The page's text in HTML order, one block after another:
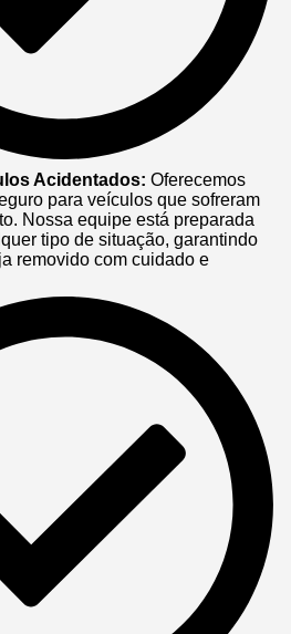
Acidentados: Oferecemos
para veículos que sofreram
Nossa equipe está preparada
tipo de situação, garantindo
removido com cuidado e